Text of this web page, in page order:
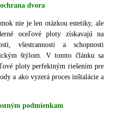
dvora
nie je len otázkou estetiky, ale
oceľové ploty získavajú na
všestrannosti a schopnosti
štýlom. V tomto článku sa
ploty perfektným riešením pre
a ako vyzerá proces inštalácie a
podmienkam